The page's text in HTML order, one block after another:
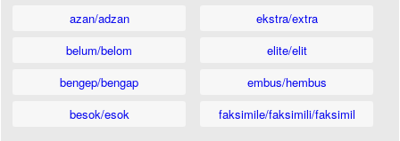
azan/adzan
belum/belom
bengep/bengap
besok/esok
ekstra/extra
elite/elit
embus/hembus
faksimile/faksimili/faksimil